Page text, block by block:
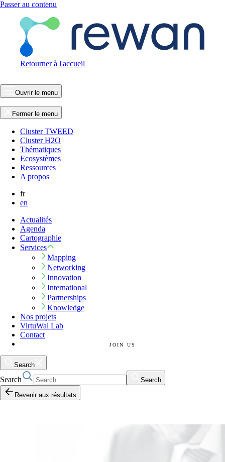
Passer au contenu
Retourner à l'accueil
Ouvrir le menu
Fermer le menu
Cluster TWEED
Cluster H2O
Thématiques
Ecosystèmes
Ressources
A propos
fr
en
Actualités
Agenda
Cartographie
Services
Mapping
Networking
Innovation
International
Partnerships
Knowledge
Nos projets
VirtuWal Lab
Contact
JOIN US
Search
Search
Search
Revenir aux résultats